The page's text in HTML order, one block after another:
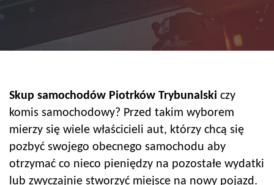
Skup samochodów Piotrków Trybunalski czy
komis samochodowy? Przed takim wyborem
mierzy się wiele właścicieli aut, którzy chcą się
pozbyć swojego obecnego samochodu aby
otrzymać co nieco pieniędzy na pozostałe wydatki
lub zwyczajnie stworzyć miejsce na nowy pojazd.